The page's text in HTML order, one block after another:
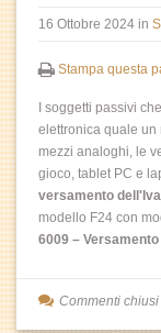
16 Ottobre 2024 in
Stampa questa
I soggetti passivi
elettronica quale un
mezzi analoghi, le
gioco, tablet PC e
versamento dell'Iva
modello F24 con
6009 –
Commenti chiusi